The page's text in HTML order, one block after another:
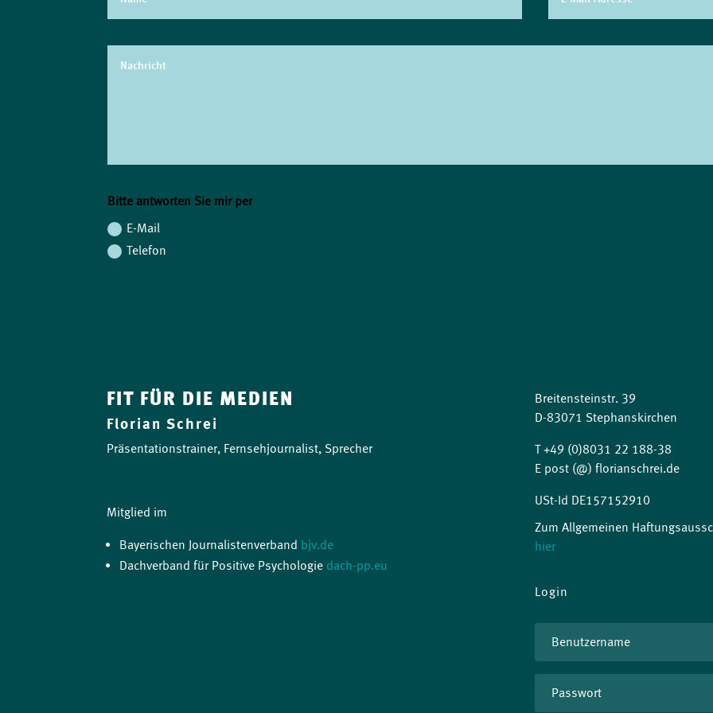
Bitte antworten Sie mir per
E-Mail
Telefon
FIT FÜR DIE MEDIEN
Florian Schrei
Präsentationstrainer, Fernsehjournalist, Sprecher
Mitglied im
Bayerischen Journalistenverband bjv.de
Dachverband für Positive Psychologie dach-pp.eu
Breitensteinstr. 39
D-83071 Stephanskirchen
T +49 (0)8031 22 188-38
E post (@) florianschrei.de
USt-Id DE157152910
Zum Allgemeinen
hier
Login